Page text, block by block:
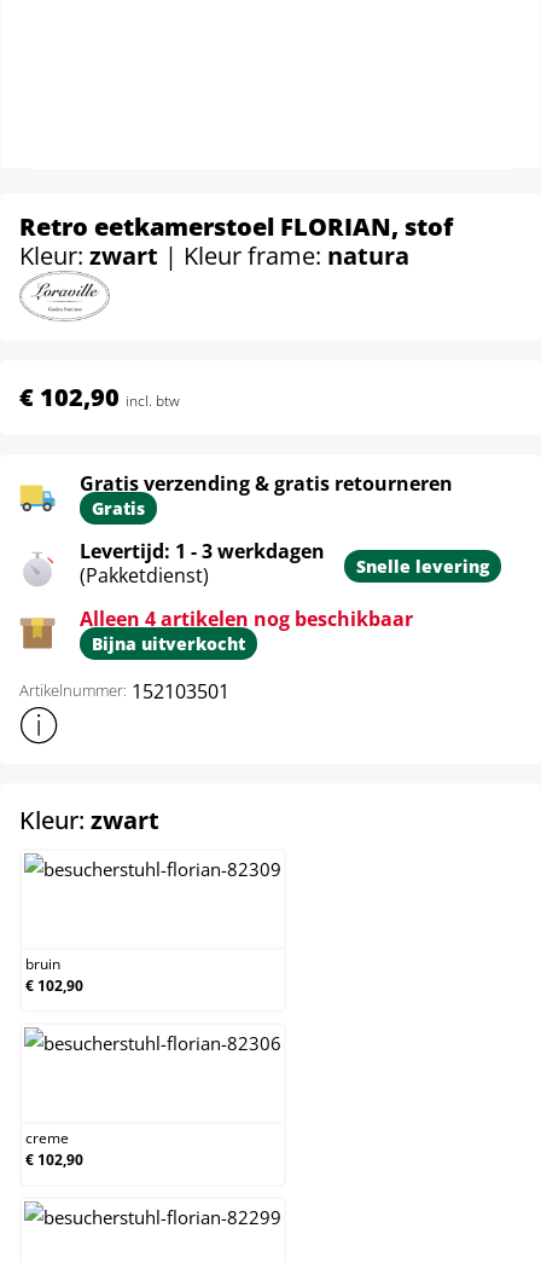
Retro eetkamerstoel FLORIAN, stof
Kleur: zwart | Kleur frame: natura
€ 102,90 incl. btw
Gratis verzending & gratis retourneren
Gratis
Levertijd: 1 - 3 werkdagen
(Pakketdienst)
Snelle levering
Alleen 4 artikelen nog beschikbaar
Bijna uitverkocht
Artikelnummer: 152103501
Toon meer productinformatie
Kleur: zwart
bruin
€ 102,90
creme
€ 102,90